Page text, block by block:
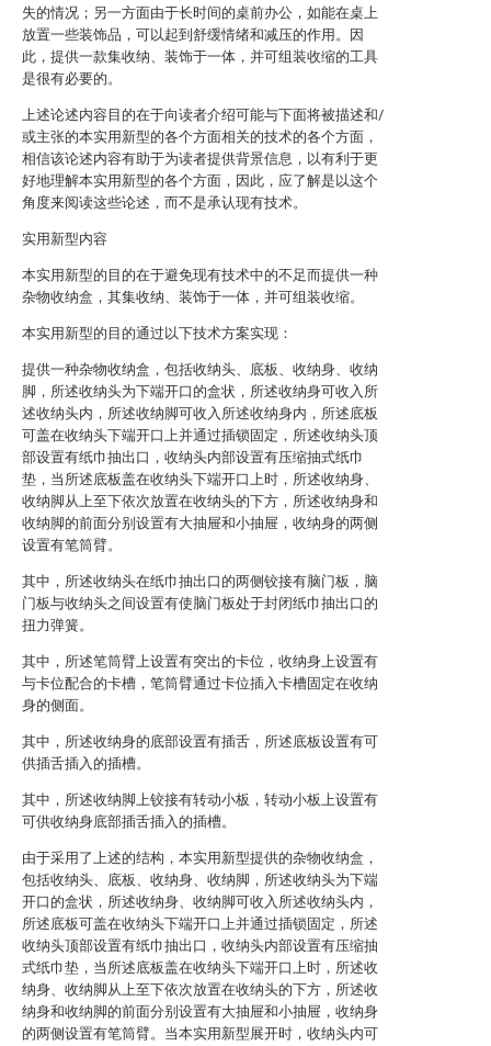
失的情况；另一方面由于长时间的桌前办公，如能在桌上
放置一些装饰品，可以起到舒缓情绪和减压的作用。因
此，提供一款集收纳、装饰于一体，并可组装收缩的工具
是很有必要的。
上述论述内容目的在于向读者介绍可能与下面将被描述和/
或主张的本实用新型的各个方面相关的技术的各个方面，
相信该论述内容有助于为读者提供背景信息，以有利于更
好地理解本实用新型的各个方面，因此，应了解是以这个
角度来阅读这些论述，而不是承认现有技术。
实用新型内容
本实用新型的目的在于避免现有技术中的不足而提供一种
杂物收纳盒，其集收纳、装饰于一体，并可组装收缩。
本实用新型的目的通过以下技术方案实现：
提供一种杂物收纳盒，包括收纳头、底板、收纳身、收纳
脚，所述收纳头为下端开口的盒状，所述收纳身可收入所
述收纳头内，所述收纳脚可收入所述收纳身内，所述底板
可盖在收纳头下端开口上并通过插锁固定，所述收纳头顶
部设置有纸巾抽出口，收纳头内部设置有压缩抽式纸巾
垫，当所述底板盖在收纳头下端开口上时，所述收纳身、
收纳脚从上至下依次放置在收纳头的下方，所述收纳身和
收纳脚的前面分别设置有大抽屉和小抽屉，收纳身的两侧
设置有笔筒臂。
其中，所述收纳头在纸巾抽出口的两侧铰接有脑门板，脑
门板与收纳头之间设置有使脑门板处于封闭纸巾抽出口的
扭力弹簧。
其中，所述笔筒臂上设置有突出的卡位，收纳身上设置有
与卡位配合的卡槽，笔筒臂通过卡位插入卡槽固定在收纳
身的侧面。
其中，所述收纳身的底部设置有插舌，所述底板设置有可
供插舌插入的插槽。
其中，所述收纳脚上铰接有转动小板，转动小板上设置有
可供收纳身底部插舌插入的插槽。
由于采用了上述的结构，本实用新型提供的杂物收纳盒，
包括收纳头、底板、收纳身、收纳脚，所述收纳头为下端
开口的盒状，所述收纳身、收纳脚可收入所述收纳头内，
所述底板可盖在收纳头下端开口上并通过插锁固定，所述
收纳头顶部设置有纸巾抽出口，收纳头内部设置有压缩抽
式纸巾垫，当所述底板盖在收纳头下端开口上时，所述收
纳身、收纳脚从上至下依次放置在收纳头的下方，所述收
纳身和收纳脚的前面分别设置有大抽屉和小抽屉，收纳身
的两侧设置有笔筒臂。当本实用新型展开时，收纳头内可